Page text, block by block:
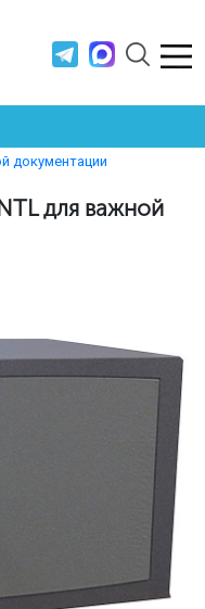
документации
для важной